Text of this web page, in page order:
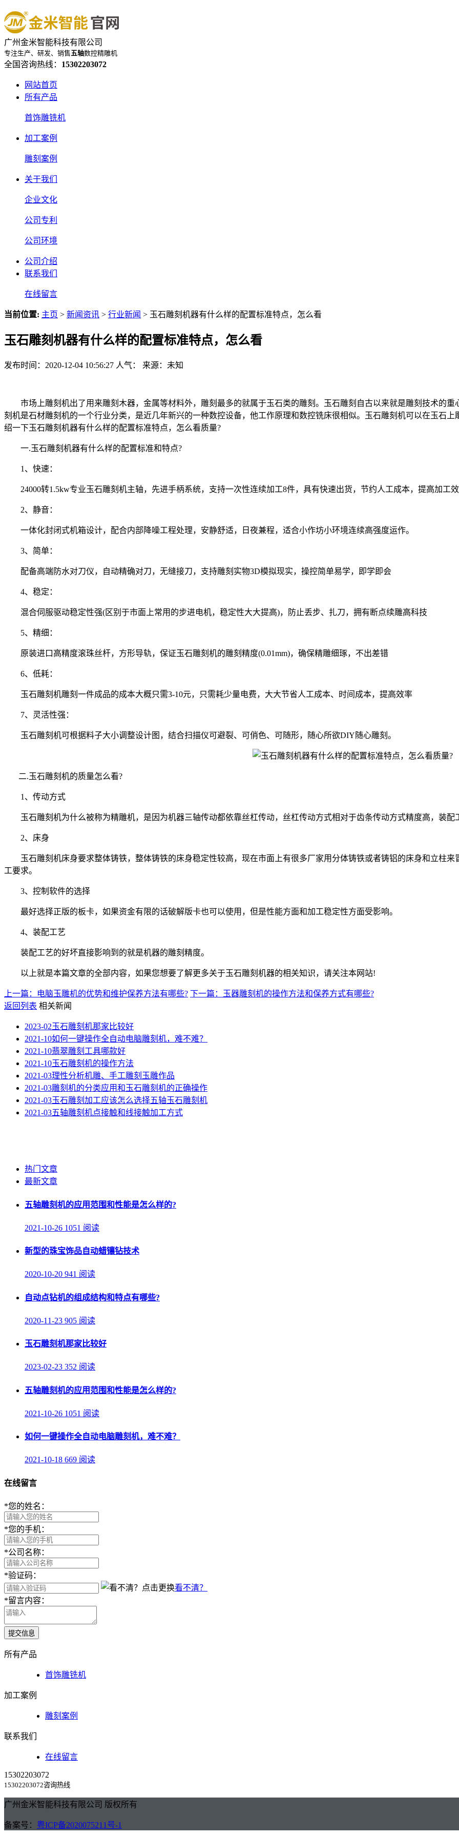
广州金米智能科技有限公司
专注生产、研发、销售五轴数控精雕机
全国咨询热线： 15302203072
网站首页
所有产品
首饰雕铣机
加工案例
雕刻案例
关于我们
企业文化
公司专利
公司环境
公司介绍
联系我们
在线留言
当前位置: 主页 > 新闻资讯 > 行业新闻 > 玉石雕刻机器有什么样的配置标准特点，怎么看
玉石雕刻机器有什么样的配置标准特点，怎么看
发布时间：2020-12-04 10:56:27 人气： 来源：未知
市场上雕刻机出了用来雕刻木器，金属等材料外，雕刻最多的就属于玉石类的雕刻。玉石雕刻自古以来就是雕刻技术的重
刻机是石材雕刻机的一个行业分类，是近几年新兴的一种数控设备，他工作原理和数控铣床很相似。玉石雕刻机可以在玉石
绍一下玉石雕刻机器有什么样的配置标准特点，怎么看质量?
一.玉石雕刻机器有什么样的配置标准和特点?
1、快速：
24000转1.5kw专业玉石雕刻机主轴，先进手柄系统，支持一次性连续加工8件，具有快速出货，节约人工成本，提高加工
2、静音：
一体化封闭式机箱设计，配合内部降噪工程处理，安静舒适，日夜兼程，适合小作坊小环境连续高强度运作。
3、简单：
配备高端防水对刀仪，自动精确对刀，无缝接刀，支持雕刻实物3D模拟现实，操控简单易学，即学即会
4、稳定：
混合伺服驱动稳定性强(区别于市面上常用的步进电机，稳定性大大提高)，防止丢步、扎刀，拥有断点续雕高科技
5、精细：
原装进口高精度滚珠丝杆，方形导轨，保证玉石雕刻机的雕刻精度(0.01mm)，确保精雕细琢，不出差错
6、低耗：
玉石雕刻机雕刻一件成品的成本大概只需3-10元，只需耗少量电费，大大节省人工成本、时间成本，提高效率
7、灵活性强：
玉石雕刻机可根据料子大小调整设计图，结合扫描仪可避裂、可俏色、可随形，随心所欲DIY随心雕刻。
二.玉石雕刻机的质量怎么看?
1、传动方式
玉石雕刻机为什么被称为精雕机，是因为机器三轴传动都依靠丝杠传动，丝杠传动方式相对于齿条传动方式精度高，装配
2、床身
玉石雕刻机床身要求整体铸铁，整体铸铁的床身稳定性较高，现在市面上有很多厂家用分体铸铁或者铸铝的床身和立柱来
工要求。
3、控制软件的选择
最好选择正版的板卡，如果资金有限的话破解版卡也可以使用，但是性能方面和加工稳定性方面受影响。
4、装配工艺
装配工艺的好坏直接影响到的就是机器的雕刻精度。
以上就是本篇文章的全部内容，如果您想要了解更多关于玉石雕刻机器的相关知识，请关注本网站!
上一篇：电脑玉雕机的优势和维护保养方法有哪些? 下一篇：玉器雕刻机的操作方法和保养方式有哪些?
返回列表 相关新闻
2023-02玉石雕刻机那家比较好
2021-10如何一键操作全自动电脑雕刻机，难不难？
2021-10翡翠雕刻工具哪款好
2021-10玉石雕刻机的操作方法
2021-03理性分析机雕、手工雕刻玉雕作品
2021-03雕刻机的分类应用和玉石雕刻机的正确操作
2021-03玉石雕刻加工应该怎么选择五轴玉石雕刻机
2021-03五轴雕刻机点接触和线接触加工方式
热门文章
最新文章
五轴雕刻机的应用范围和性能是怎么样的?
2021-10-26 1051 阅读
新型的珠宝饰品自动蜡镶钻技术
2020-10-20 941 阅读
自动点钻机的组成结构和特点有哪些?
2020-11-23 905 阅读
玉石雕刻机那家比较好
2023-02-23 352 阅读
五轴雕刻机的应用范围和性能是怎么样的?
2021-10-26 1051 阅读
如何一键操作全自动电脑雕刻机，难不难？
2021-10-18 669 阅读
在线留言
*您的姓名：
*您的手机：
*公司名称：
*验证码：
看不清？
*留言内容：
提交信息
所有产品
首饰雕铣机
加工案例
雕刻案例
联系我们
在线留言
15302203072
15302203072咨询热线
广州金米智能科技有限公司 版权所有
备案号： 粤ICP备2020075211号-1